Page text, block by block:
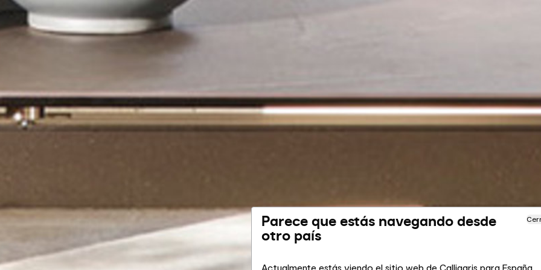
Parece que estás navegando desde
otro país
Actualmente estás viendo el sitio web de Calligaris para España.